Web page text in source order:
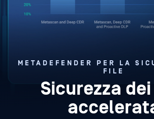
METADEFENDER PER LA
FILE
Sicurezza